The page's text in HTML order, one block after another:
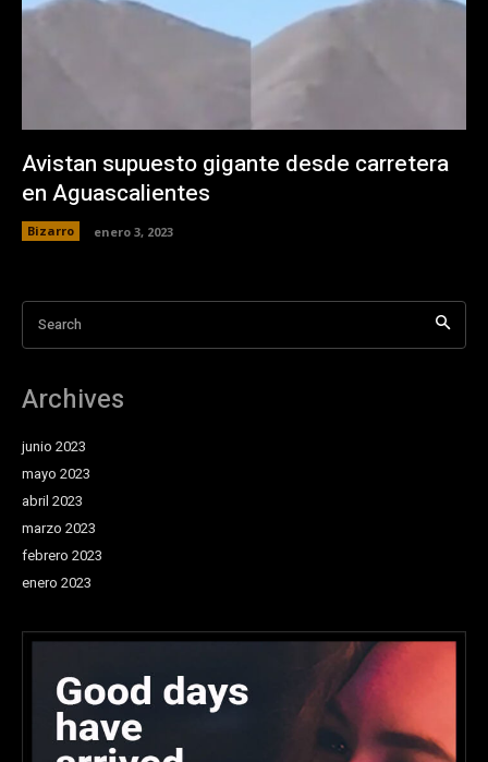
Avistan supuesto gigante desde carretera
en Aguascalientes
Bizarro enero 3, 2023
Search
Archives
junio 2023
mayo 2023
abril 2023
marzo 2023
febrero 2023
enero 2023